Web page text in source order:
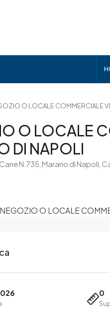
O LOCALE COMMERCIALE
O LOCALE
DI NAPOLI
N.735, Marano di Napoli,
0